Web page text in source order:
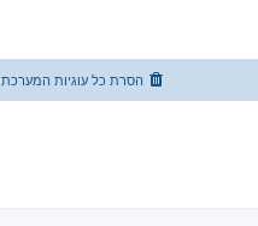
הסרת כל עוגיות המערכת